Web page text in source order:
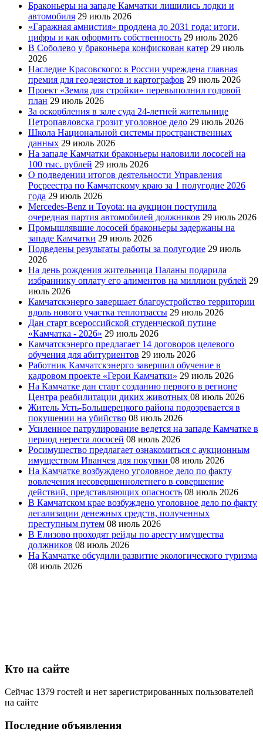
Браконьеры на западе Камчатки лишились лодки и
автомобиля 29 июль 2026
«Гаражная амнистия» продлена до 2031 года: итоги,
цифры и как оформить собственность 29 июль 2026
В Соболево у браконьера конфискован катер 29 июль
2026
Наследие Красовского: в России учреждена главная
премия для геодезистов и картографов 29 июль 2026
Проект «Земля для стройки» перевыполнил годовой
план 29 июль 2026
За оскорбления в зале суда 24-летней жительнице
Петропавловска грозит уголовное дело 29 июль 2026
Школа Национальной системы пространственных
данных 29 июль 2026
На западе Камчатки браконьеры наловили лососей на
100 тыс. рублей 29 июль 2026
О подведении итогов деятельности Управления
Росреестра по Камчатскому краю за 1 полугодие 2026
года 29 июль 2026
Mercedes-Benz и Toyota: на аукцион поступила
очередная партия автомобилей должников 29 июль 2026
Промышлявшие лососей браконьеры задержаны на
западе Камчатки 29 июль 2026
Подведены результаты работы за полугодие 29 июль
2026
На день рождения жительница Паланы подарила
избраннику оплату его алиментов на миллион рублей 29
июль 2026
Камчатскэнерго завершает благоустройство территории
вдоль нового участка теплотрассы 29 июль 2026
Дан старт всероссийской студенческой путине
«Камчатка - 2026» 29 июль 2026
Камчатскэнерго предлагает 14 договоров целевого
обучения для абитуриентов 29 июль 2026
Работник Камчатскэнерго завершил обучение в
кадровом проекте «Герои Камчатки» 29 июль 2026
На Камчатке дан старт созданию первого в регионе
Центра реабилитации диких животных 08 июль 2026
Житель Усть-Большерецкого района подозревается в
покушении на убийство 08 июль 2026
Усиленное патрулирование ведется на западе Камчатке в
период нереста лососей 08 июль 2026
Росимущество предлагает ознакомиться с аукционным
имуществом Иванчея для покупки 08 июль 2026
На Камчатке возбуждено уголовное дело по факту
вовлечения несовершеннолетнего в совершение
действий, представляющих опасность 08 июль 2026
В Камчатском крае возбуждено уголовное дело по факту
легализации денежных средств, полученных
преступным путем 08 июль 2026
В Елизово проходят рейды по аресту имущества
должников 08 июль 2026
На Камчатке обсудили развитие экологического туризма
08 июль 2026
Кто на сайте
Сейчас 1379 гостей и нет зарегистрированных пользователей
на сайте
Последние объявления